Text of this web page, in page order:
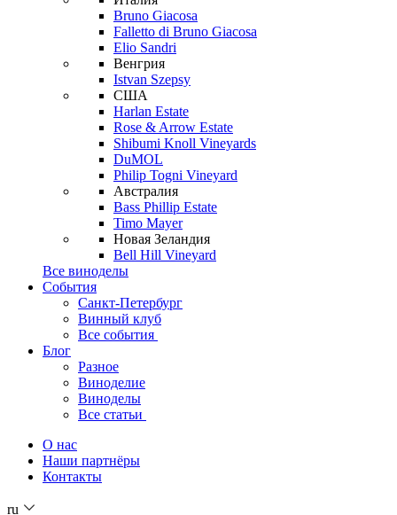
Bruno Giacosa
Falletto di Bruno Giacosa
Elio Sandri
Венгрия
Istvan Szepsy
США
Harlan Estate
Rose & Arrow Estate
Shibumi Knoll Vineyards
DuMOL
Philip Togni Vineyard
Австралия
Bass Phillip Estate
Timo Mayer
Новая Зеландия
Bell Hill Vineyard
Все виноделы
События
Санкт-Петербург
Винный клуб
Все события
Блог
Разное
Виноделие
Виноделы
Все статьи
О нас
Наши партнёры
Контакты
ru